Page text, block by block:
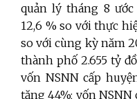
quản lý tháng 8 ước
12,6 % so với thực
so với cùng kỳ năm
thành phố 2.655 tỷ
vốn NSNN cấp
tăng 44%; vốn NSNN